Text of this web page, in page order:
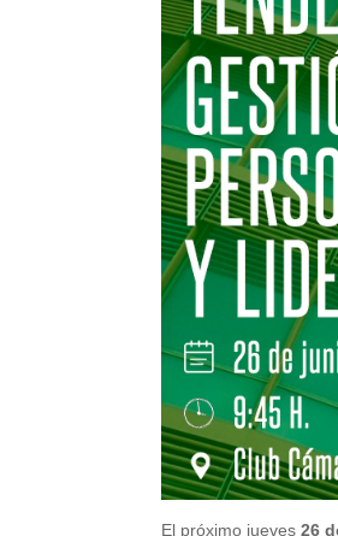
El próximo jueves 26